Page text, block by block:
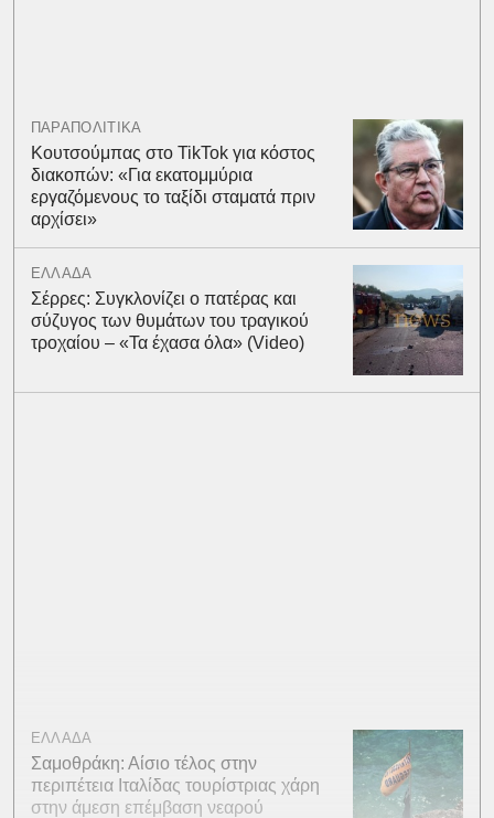
ΠΑΡΑΠΟΛΙΤΙΚΑ
Κουτσούμπας στο TikTok για κόστος
διακοπών: «Για εκατομμύρια
εργαζόμενους το ταξίδι σταματά πριν
αρχίσει»
ΕΛΛΑΔΑ
Σέρρες: Συγκλονίζει ο πατέρας και
σύζυγος των θυμάτων του τραγικού
τροχαίου – «Τα έχασα όλα» (Video)
ΕΛΛΑΔΑ
Σαμοθράκη: Αίσιο τέλος στην
περιπέτεια Ιταλίδας τουρίστριας χάρη
στην άμεση επέμβαση νεαρού